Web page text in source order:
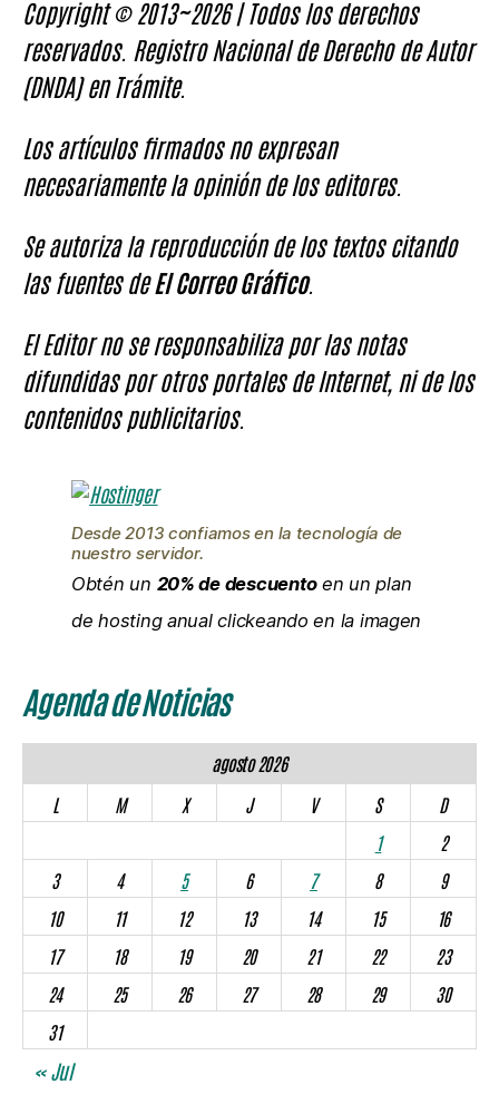
Copyright © 2013~2026 | Todos los derechos
reservados. Registro Nacional de Derecho de Autor
(DNDA) en Trámite.
Los artículos firmados no expresan
necesariamente la opinión de los editores.
Se autoriza la reproducción de los textos citando
las fuentes deEl Correo Gráfico.
El Editor no se responsabiliza por las notas
difundidas por otros portales de Internet, ni de los
contenidos publicitarios.
Desde 2013 confiamos en la tecnología de
nuestro servidor.
Obtén un 20% de descuentoen un plan
de hosting anual clickeando en la imagen
Agenda de Noticias
agosto 2026
L
M X J V S
D
1
2
3
4 5 6 7 8
9
10
11 12 13 14 15
16
17
18 19 20 21 22
23
24
25 26 27 28 29
30
31
« Jul